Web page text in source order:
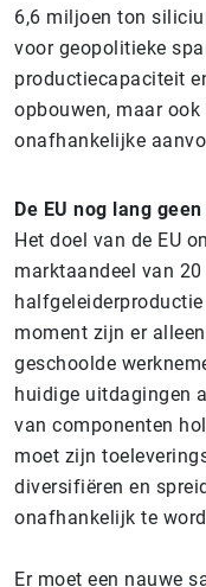
6,6 miljoen ton
voor geopolitieke
productiecapaciteit
opbouwen, maar ook
onafhankelijke
De EU nog lang
Het doel van de EU
marktaandeel van
moment zijn er
geschoolde
huidige uitdagingen
van componenten
moet zijn
diversifiëren en
onafhankelijk te
Er moet een nauwe